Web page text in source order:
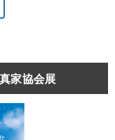
家協会展